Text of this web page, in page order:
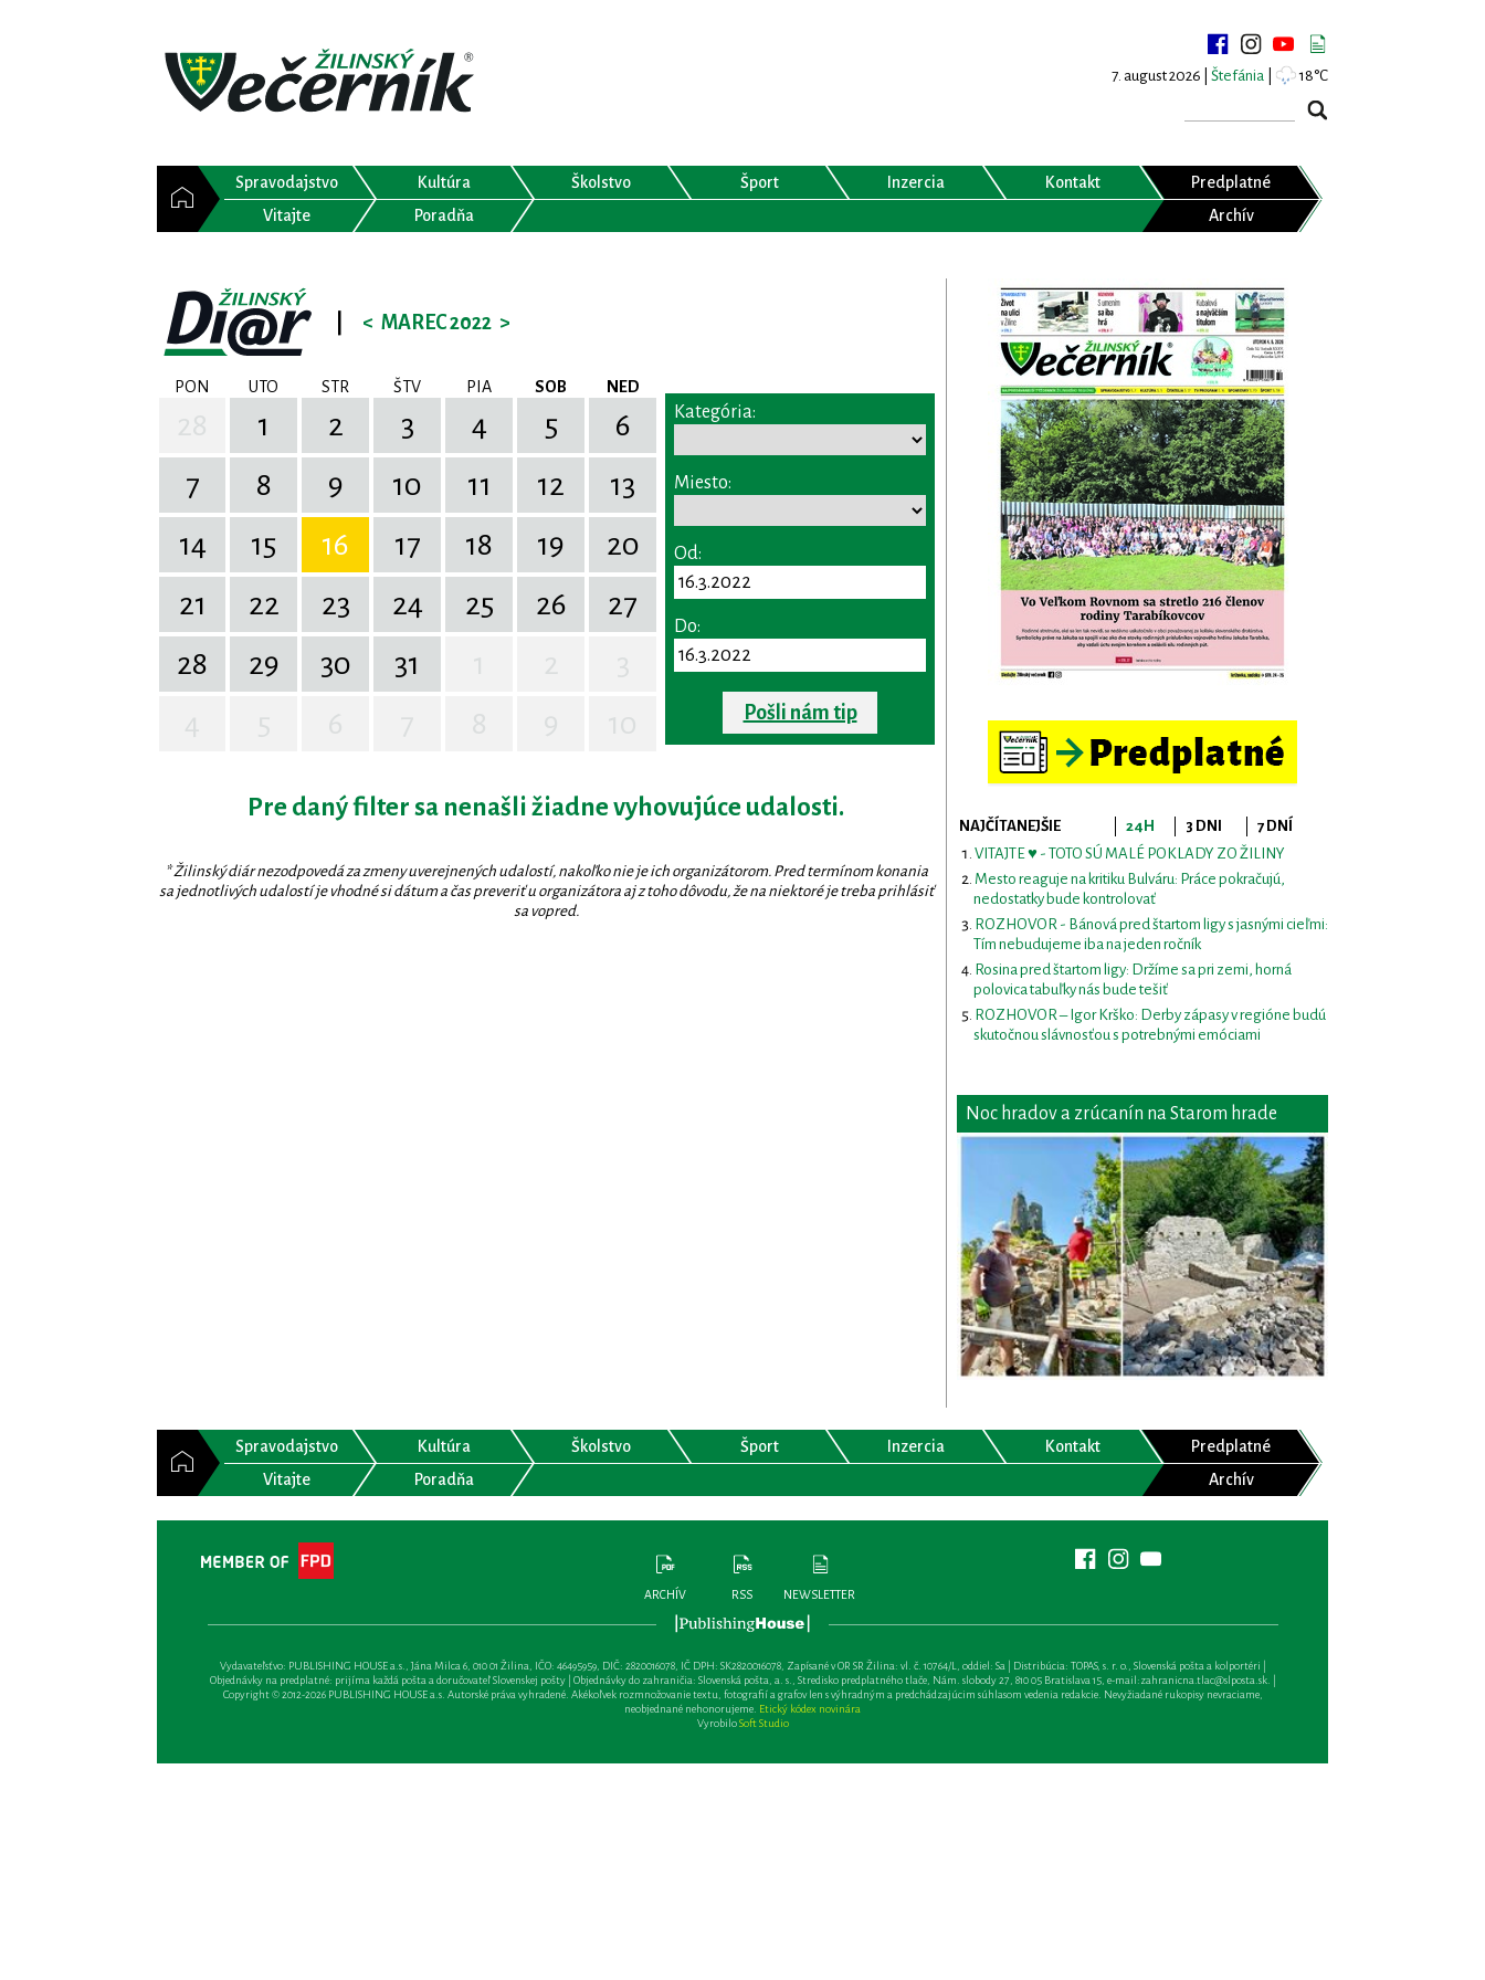
7. august 2026 | Štefánia 18°C
Spravodajstvo Kultúra Školstvo Šport Inzercia Kontakt
Predplatné
Vitajte
Poradňa Archív
< MAREC 2022 >
PON UTO STR ŠTV PIA SOB NED
1 2 3 4 5
6
7
8 9 10 11 12
13
14
15 16 17 18 19
20
21
22 23 24 25 26
27
28
29 30 31
Kategória:
Miesto:
Od:
Do:
Pošli nám tip
Pre daný filter sa nenašli žiadne vyhovujúce udalosti.
* Žilinský diár nezodpovedá za zmeny uverejnených udalostí, nakoľko nie je ich organizátorom. Pred termínom konania
sa jednotlivých udalostí je vhodné si dátum a čas preveriť u organizátora aj z toho dôvodu, že na niektoré je treba prihlásiť
sa vopred.
NAJČÍTANEJŠIE 24H 3 DNI
7 DNÍ
VITAJTE ♥ - TOTO SÚ MALÉ POKLADY ZO ŽILINY
Mesto reaguje na kritiku Bulváru: Práce pokračujú,
nedostatky bude kontrolovať
ROZHOVOR - Bánová pred štartom ligy s jasnými cieľmi:
Tím nebudujeme iba na jeden ročník
Rosina pred štartom ligy: Držíme sa pri zemi, horná
polovica tabuľky nás bude tešiť
ROZHOVOR – Igor Krško: Derby zápasy v regióne budú
skutočnou slávnosťou s potrebnými emóciami
Noc hradov a zrúcanín na Starom hrade
Spravodajstvo Kultúra Školstvo Šport Inzercia Kontakt
Predplatné
Vitajte
Poradňa Archív
ARCHÍV RSS NEWSLETTER
Vydavateľsťvo: PUBLISHING HOUSE a.s., Jána Milca 6, 010 01 Žilina, IČO: 46495959, DIČ: 2820016078, IČ DPH: SK2820016078, Zapísané v OR SR Žilina: vl. č. 10764/L, oddiel: Sa | Distribúcia: TOPAS, s. r. o., Slovenská pošta a kolportéri |
Objednávky na predplatné: prijíma každá pošta a doručovateľ Slovenskej pošty | Objednávky do zahraničia: Slovenská pošta, a. s., Stredisko predplatného tlače, Nám. slobody 27, 810 05 Bratislava 15, e-mail:zahranicna.tlac@slposta.sk. |
Copyright © 2012-2026 PUBLISHING HOUSE a.s. Autorské práva vyhradené. Akékoľvek rozmnožovanie textu, fotografií a grafov len s výhradným a predchádzajúcim súhlasom vedenia redakcie. Nevyžiadané rukopisy nevraciame,
neobjednané nehonorujeme. Etický kódex novinára
VyrobiloSoft Studio